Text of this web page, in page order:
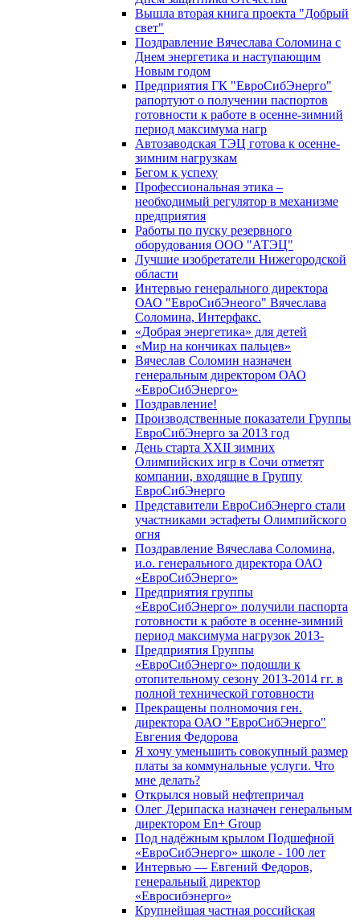
Вышла вторая книга проекта "Добрый
свет"
Поздравление Вячеслава Соломина с
Днем энергетика и наступающим
Новым годом
Предприятия ГК "ЕвроСибЭнерго"
рапортуют о получении паспортов
готовности к работе в осенне-зимний
период максимума нагр
Автозаводская ТЭЦ готова к осенне-
зимним нагрузкам
Бегом к успеху
Профессиональная этика –
необходимый регулятор в механизме
предприятия
Работы по пуску резервного
оборудования ООО "АТЭЦ"
Лучшие изобретатели Нижегородской
области
Интервью генерального директора
ОАО "ЕвроСибЭнеого" Вячеслава
Соломина, Интерфакс.
«Добрая энергетика» для детей
«Мир на кончиках пальцев»
Вячеслав Соломин назначен
генеральным директором ОАО
«ЕвроСибЭнерго»
Поздравление!
Производственные показатели Группы
ЕвроСибЭнерго за 2013 год
День старта XXII зимних
Олимпийских игр в Сочи отметят
компании, входящие в Группу
ЕвроСибЭнерго
Представители ЕвроСибЭнерго стали
участниками эстафеты Олимпийского
огня
Поздравление Вячеслава Соломина,
и.о. генерального директора ОАО
«ЕвроСибЭнерго»
Предприятия группы
«ЕвроСибЭнерго» получили паспорта
готовности к работе в осенне-зимний
период максимума нагрузок 2013-
Предприятия Группы
«ЕвроСибЭнерго» подошли к
отопительному сезону 2013-2014 гг. в
полной технической готовности
Прекращены полномочия ген.
директора ОАО "ЕвроСибЭнерго"
Евгения Федорова
Я хочу уменьшить совокупный размер
платы за коммунальные услуги. Что
мне делать?
Открылся новый нефтепричал
Олег Дерипаска назначен генеральным
директором En+ Group
Под надёжным крылом Подшефной
«ЕвроСибЭнерго» школе - 100 лет
Интервью — Евгений Федоров,
генеральный директор
«Евросибэнерго»
Крупнейшая частная российская